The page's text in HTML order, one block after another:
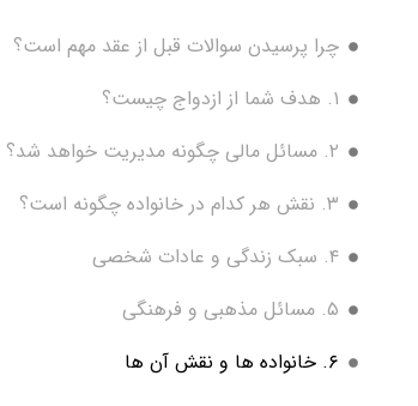
چرا پرسیدن سوالات قبل از عقد مهم است؟
۱. هدف شما از ازدواج چیست؟
۲. مسائل مالی چگونه مدیریت خواهد شد؟
۳. نقش هر کدام در خانواده چگونه است؟
۴. سبک زندگی و عادات شخصی
۵. مسائل مذهبی و فرهنگی
۶. خانواده ها و نقش آن ها